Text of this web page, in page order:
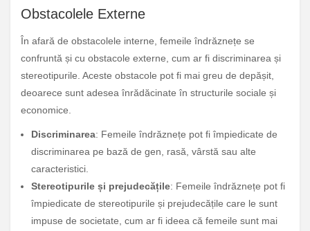
Obstacolele Externe
În afară de obstacolele interne, femeile îndrăznețe se
confruntă și cu obstacole externe, cum ar fi discriminarea și
stereotipurile. Aceste obstacole pot fi mai greu de depășit,
deoarece sunt adesea înrădăcinate în structurile sociale și
economice.
Discriminarea: Femeile îndrăznețe pot fi împiedicate de
discriminarea pe bază de gen, rasă, vârstă sau alte
caracteristici.
Stereotipurile și prejudecățile: Femeile îndrăznețe pot fi
împiedicate de stereotipurile și prejudecățile care le sunt
impuse de societate, cum ar fi ideea că femeile sunt mai